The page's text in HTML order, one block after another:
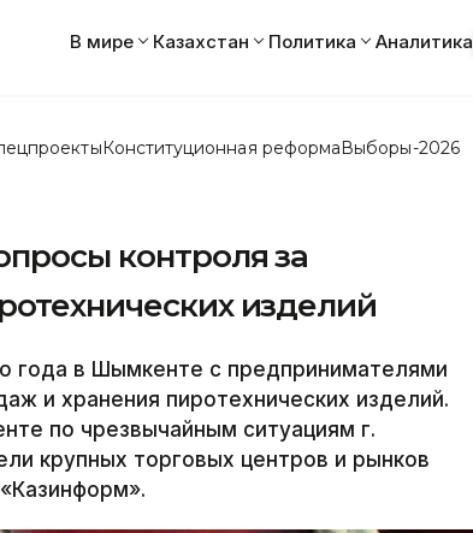
В мире Казахстан Политика Аналитика
Конституционная реформаВыборы-2026
контроля за
изделий
в Шымкенте с предпринимателями
и хранения пиротехнических изделий.
по чрезвычайным ситуациям г.
крупных торговых центров и рынков